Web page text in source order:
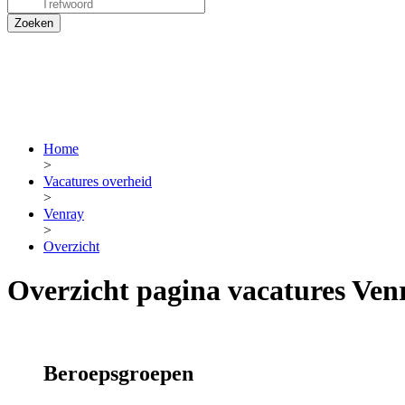
Home
>
Vacatures overheid
>
Venray
>
Overzicht
Overzicht pagina vacatures
Beroepsgroepen